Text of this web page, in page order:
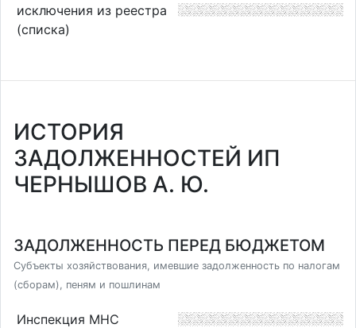
исключения из реестра
(списка)
ИСТОРИЯ
ЗАДОЛЖЕННОСТЕЙ ИП
ЧЕРНЫШОВ А. Ю.
ЗАДОЛЖЕННОСТЬ ПЕРЕД БЮДЖЕТОМ
Субъекты хозяйствования, имевшие задолженность по налогам
(сборам), пеням и пошлинам
Инспекция МНС